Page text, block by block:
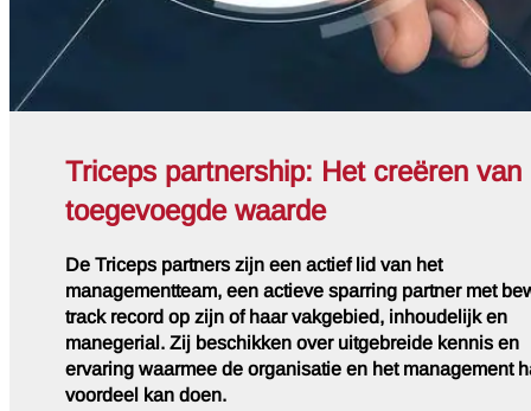
Triceps partnership: Het creëren van
toegevoegde waarde
De Triceps partners zijn een actief lid van het
managementteam, een actieve sparring partner met
track record op zijn of haar vakgebied, inhoudelijk en
manegerial. Zij beschikken over uitgebreide kennis en
ervaring waarmee de organisatie en het management
voordeel kan doen.